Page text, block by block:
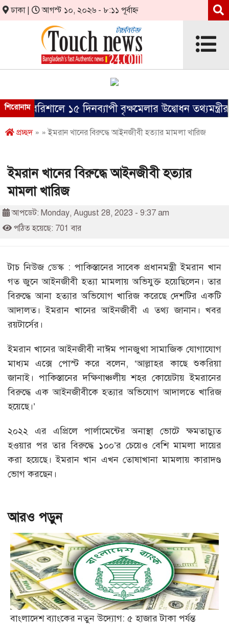
ঢাকা | আগস্ট ১০, ২০২৬ - ৮:১১ পূর্বাহ্ন
শিরোনামবরিশালে ১৫ দিনব্যাপী বৃক্ষমেলার উদ্বোধন তথ্যমন্ত্রীর
প্রচ্ছদ» » ইমরান খানের বিরুদ্ধে আইনজীবী হত্যার মামলা খারিজ
ইমরান খানের বিরুদ্ধে আইনজীবী হত্যার
মামলা খারিজ
আপডেট: Monday, August 28, 2023 - 9:37 am
পঠিত হয়েছে: 701 বার
টাচ নিউজ ডেস্ক : পাকিস্তানের সাবেক প্রধানমন্ত্রী ইমরান খান
গত জুনে আইনজীবী হত্যা মামলায় অভিযুক্ত হয়েছিলেন। তার
বিরুদ্ধে আনা হত্যার অভিযোগ খারিজ করেছে দেশটির একটি
আদালত। ইমরান খানের আইনজীবী এ তথ্য জানান। খবর
রয়টার্সের।
ইমরান খানের আইনজীবী নাঈম পানজুথা সামাজিক যোগাযোগ
মাধ্যম এক্সে পোস্ট করে বলেন, ‘আল্লাহর কাছে শুকরিয়া
জানাই। পাকিস্তানের দক্ষিণাঞ্চলীয় শহর কোয়েটায় ইমরানের
বিরুদ্ধে এক আইনজীবীকে হত্যার অভিযোগ আদালতে খারিজ
হয়েছে।’
২০২২ এর এপ্রিলে পার্লামেন্টের অনাস্থা ভোটে ক্ষমতাচ্যুত
হওয়ার পর তার বিরুদ্ধে ১০০’র চেয়েও বেশি মামলা দায়ের
করা হয়েছে। ইমরান খান এখন তোষাখানা মামলায় কারাদণ্ড
ভোগ করছেন।
আরও পড়ুন
বাংলাদেশ ব্যাংকের নতুন উদ্যোগ: ৫ হাজার টাকা পর্যন্ত